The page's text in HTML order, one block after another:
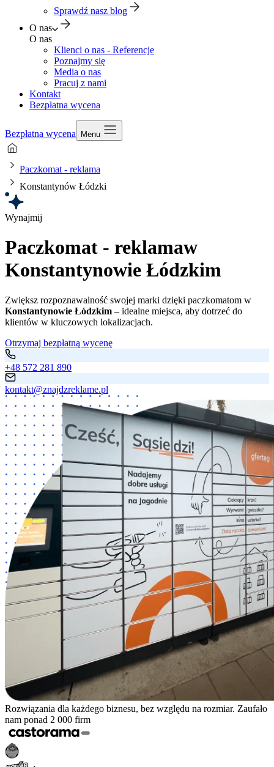
Sprawdź nasz blog
O nas
O nas
Klienci o nas - Referencje
Poznajmy się
Media o nas
Pracuj z nami
Kontakt
Bezpłatna wycena
Bezpłatna wycena Menu
Paczkomat - reklama
Konstantynów Łódzki
Wynajmij
Paczkomat - reklamaw
Konstantynowie Łódzkim
Zwiększ rozpoznawalność swojej marki dzięki paczkomatom w
Konstantynowie Łódzkim – idealne miejsca, aby dotrzeć do
klientów w kluczowych lokalizacjach.
Otrzymaj bezpłatną wycenę
+48 572 281 890
kontakt@znajdzreklame.pl
Rozwiązania dla każdego biznesu, bez względu na rozmiar. Zaufało
nam ponad 2 000 firm